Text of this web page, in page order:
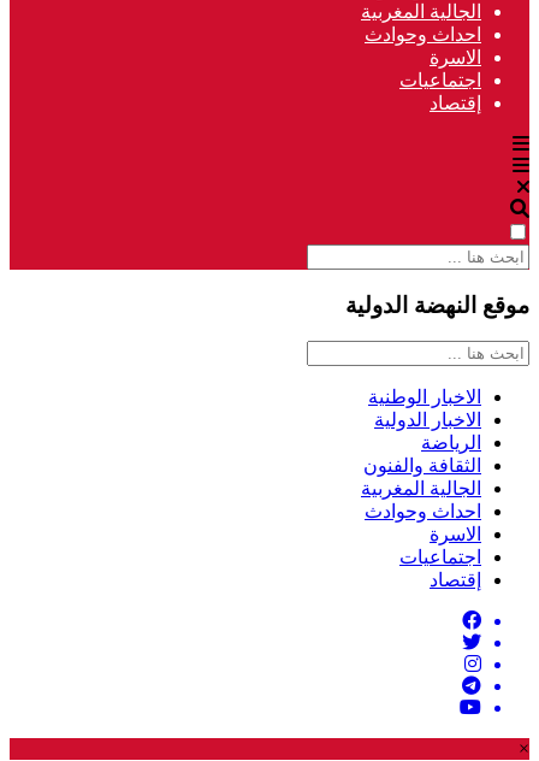
الجالية المغربية
احداث وحوادث
الاسرة
اجتماعيات
إقتصاد
موقع النهضة الدولية
الاخبار الوطنية
الاخبار الدولية
الرياضة
الثقافة والفنون
الجالية المغربية
احداث وحوادث
الاسرة
اجتماعيات
إقتصاد
×